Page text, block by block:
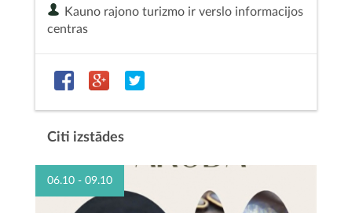
Kauno rajono turizmo ir verslo informacijos
centras
Citi izstādes
06.10 - 09.10